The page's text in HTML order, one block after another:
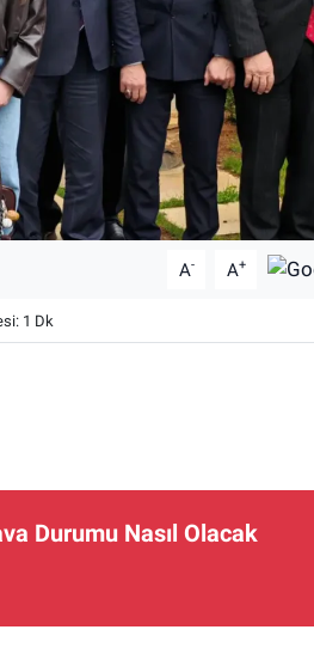
A- A+
1 Dk
Durumu Nasıl Olacak